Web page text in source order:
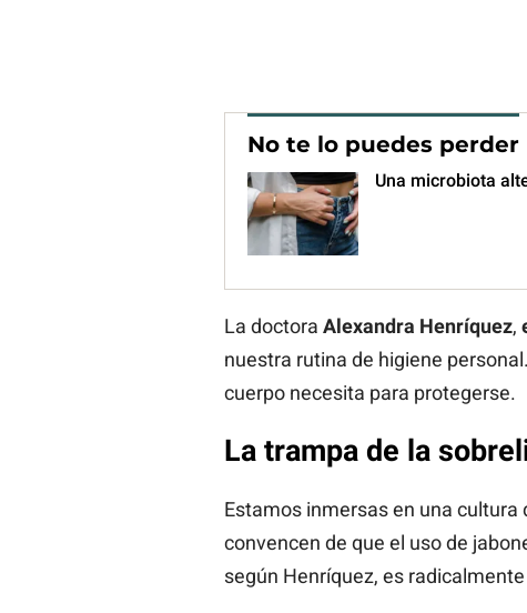
No te lo puedes perder
Una microbiota
La doctora Alexandra Henríquez,
nuestra rutina de higiene
cuerpo necesita para protegerse.
La trampa de la
Estamos inmersas en una cultura
convencen de que el uso de
según Henríquez, es